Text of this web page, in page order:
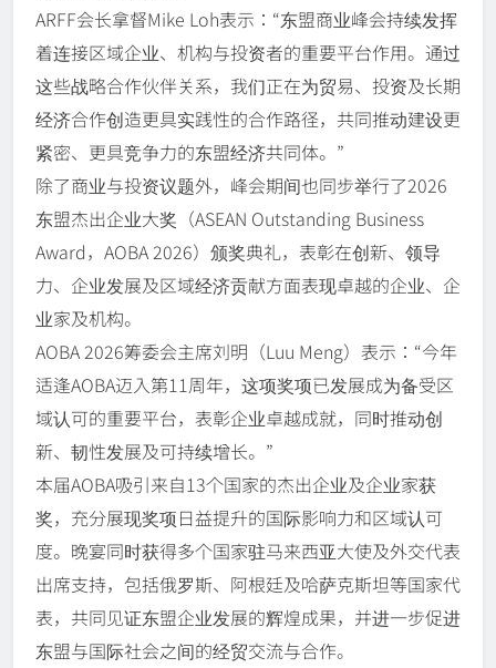
ARFF会长拿督Mike Loh表示：“东盟商业峰会持续发挥
着连接区域企业、机构与投资者的重要平台作用。通过
这些战略合作伙伴关系，我们正在为贸易、投资及长期
经济合作创造更具实践性的合作路径，共同推动建设更
紧密、更具竞争力的东盟经济共同体。”
除了商业与投资议题外，峰会期间也同步举行了2026
东盟杰出企业大奖（ASEAN Outstanding Business
Award，AOBA 2026）颁奖典礼，表彰在创新、领导
力、企业发展及区域经济贡献方面表现卓越的企业、企
业家及机构。
AOBA 2026筹委会主席刘明（Luu Meng）表示：“今年
适逢AOBA迈入第11周年，这项奖项已发展成为备受区
域认可的重要平台，表彰企业卓越成就，同时推动创
新、韧性发展及可持续增长。”
本届AOBA吸引来自13个国家的杰出企业及企业家获
奖，充分展现奖项日益提升的国际影响力和区域认可
度。晚宴同时获得多个国家驻马来西亚大使及外交代表
出席支持，包括俄罗斯、阿根廷及哈萨克斯坦等国家代
表，共同见证东盟企业发展的辉煌成果，并进一步促进
东盟与国际社会之间的经贸交流与合作。